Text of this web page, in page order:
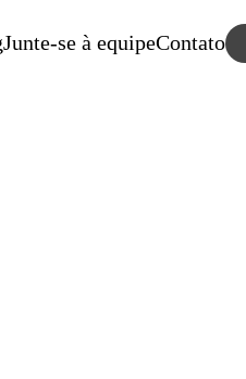
Junte-se à equipeContato